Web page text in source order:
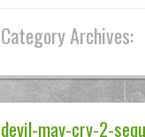
Category Archives:
devil-may-cry-2-